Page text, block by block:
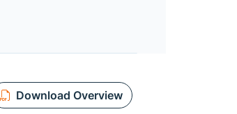
Download Overview